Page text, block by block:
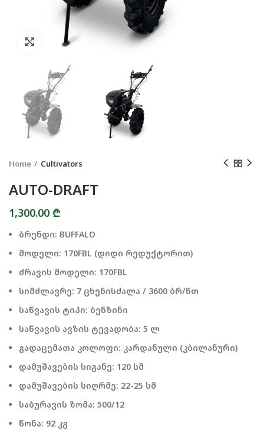
Click to enlarge
Home Cultivators
AUTO-DRAFT
1,300.00 ₾
ბრენდი: BUFFALO
მოდელი: 170FBL (დიდი რედუქტორით)
ძრავის მოდელი: 170FBL
სიმძლავრე: 7 ცხენისძალა / 3600 ბრ/წთ
საწვავის ტიპი: ბენზინი
საწვავის ავზის ტევადობა: 5 ლ
გადაცემათა კოლოფი: კარდანული (კბილანური)
დამუშავების სიგანე: 120 სმ
დამუშავების სიღრმე: 22-25 სმ
საბურავის ზომა: 500/12
წონა: 92 კგ